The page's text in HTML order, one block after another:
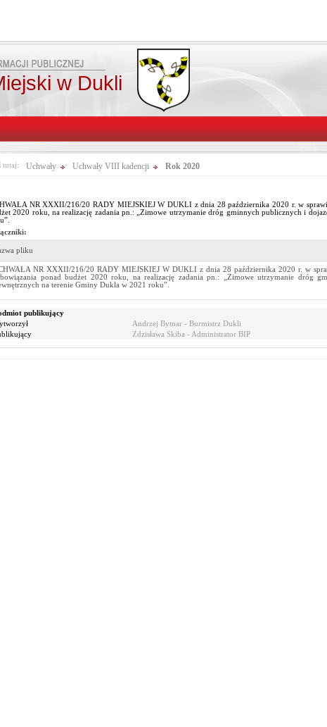
w Dukli
tutaj: Uchwały Uchwały VIII kadencji Rok 2020
NR XXXII/216/20 RADY MIEJSKIEJ W DUKLI z dnia 28 października 2020 r. w
2020 roku, na realizację zadania pn.: „Zimowe utrzymanie dróg gminnych publicznych i
pliku
NR XXXII/216/20 RADY MIEJSKIEJ W DUKLI z dnia 28 października 2020 r. w
ponad budżet 2020 roku, na realizację zadania pn.: „Zimowe utrzymanie dróg
na terenie Gminy Dukla w 2021 roku”.
publikujący
Andrzej Bytnar - Burmistrz Dukli
Zdzisława Skiba - Administrator BIP